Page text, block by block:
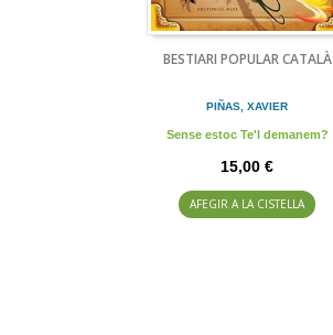
BESTIARI POPULAR CATALÀ
PIÑAS, XAVIER
Sense estoc Te'l demanem?
15,00 €
AFEGIR A LA CISTELLA